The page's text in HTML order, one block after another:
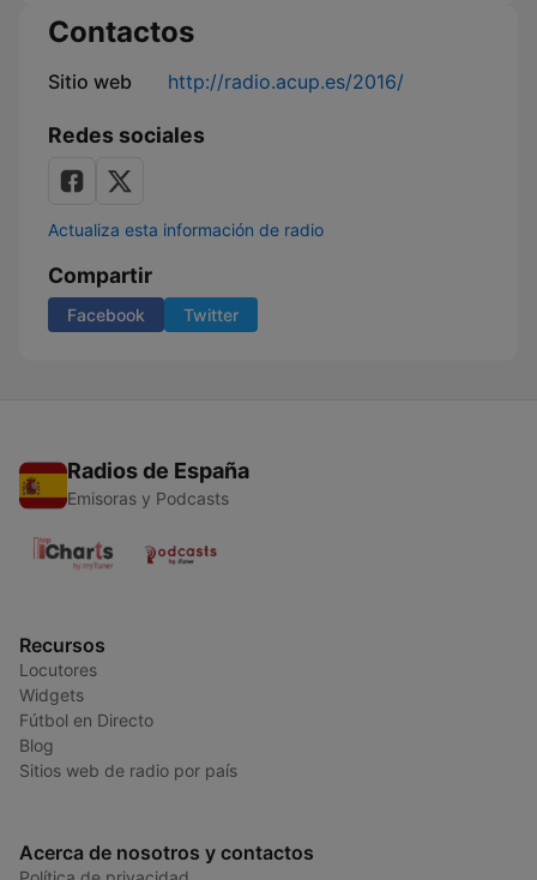
Contactos
Sitio web http://radio.acup.es/2016/
Redes sociales
Actualiza esta información de radio
Compartir
Facebook Twitter
Radios de España
Emisoras y Podcasts
Recursos
Locutores
Widgets
Fútbol en Directo
Blog
Sitios web de radio por país
Acerca de nosotros y contactos